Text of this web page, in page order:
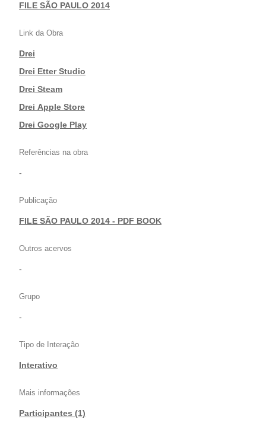
FILE SÃO PAULO 2014
Link da Obra
Drei
|Drei Etter Studio
|Drei Steam
|Drei Apple Store
|Drei Google Play
Referências na obra
-
Publicação
FILE SÃO PAULO 2014 - PDF BOOK
Outros acervos
-
Grupo
-
Tipo de Interação
Interativo
Mais informações
Participantes (1)